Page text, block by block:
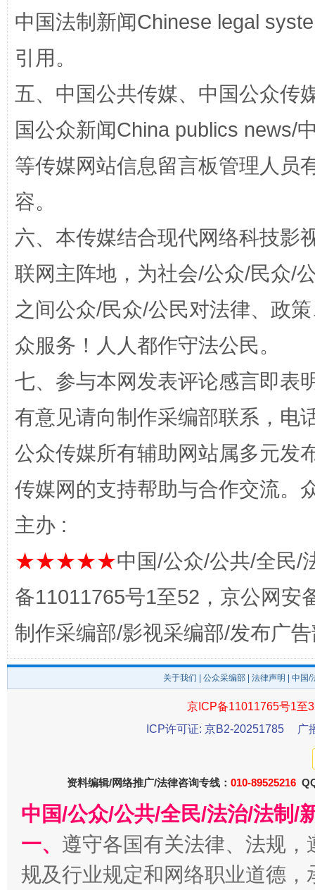
法徽映军营 权益有保障
一批国家标准开始实施
从幼儿园到大学，有这些资助 “
中国法制新闻Chinese legal
引用。
五、中国公共传媒、中国公众传
国公众新闻China publics news/
等传媒网站信息留言板管理人员
容。
六、本传媒结合现代网络科技影
联网主阵地，为社会/公众/民众/
之间公众/民众/公民对法律、政
众服务！人人都作守法公民。
七、参与本网发表评论感言即表
有意见请向制作采编部联系，电
公众传媒所有辅助网站属多元发
传媒网的支持帮助与合作交流。
主办 :
★★★★★中国/公众/公共/全民/
备11011765号1至52，京公网安
制作采编部/影视采编部/发布广
关于我们 公众采编部 法律声明 | 中国
京ICP备11011765号1至
ICP许可证: 京B2-20251785
广
资料编辑/网络推广/法律咨询专线： 010-89525216
中国/公众/公共/全民/法治/法制/
一、 遵守各国有关法律、法规
规及行业规定和网络职业道德